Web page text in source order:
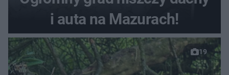
i auta na Mazurach!
19